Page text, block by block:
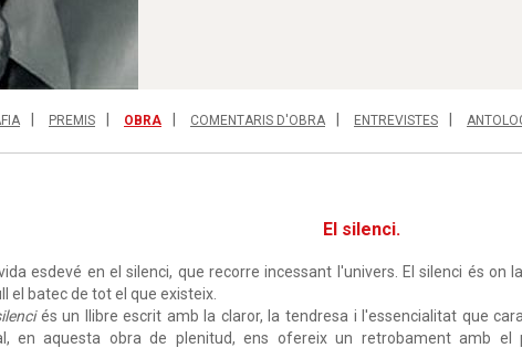
PREMIS OBRA COMENTARIS D'OBRA ENTREVISTES
El silenci.
vida esdevé en el silenci, que recorre incessant l'univers. El silenci és on
el batec de tot el que existeix.
és un llibre escrit amb la claror, la tendresa i l'essencialitat que
en aquesta obra de plenitud, ens ofereix un retrobament amb el